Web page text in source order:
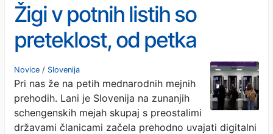
Žigi v potnih listih so
preteklost, od petka
elektronski sistem nadzora
evropskih meja
Novice / Slovenija
Pri nas že na petih mednarodnih mejnih
prehodih. Lani je Slovenija na zunanjih
schengenskih mejah skupaj s preostalimi
državami članicami začela prehodno uvajati digitalni